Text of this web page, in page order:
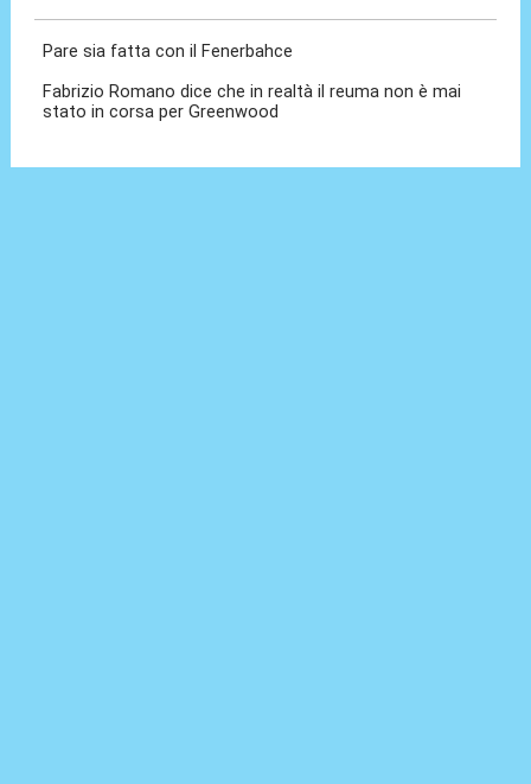
Pare sia fatta con il Fenerbahce
Fabrizio Romano dice che in realtà il reuma non è mai
stato in corsa per Greenwood